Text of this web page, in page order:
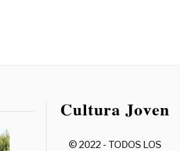
© 2022 - TODOS LOS